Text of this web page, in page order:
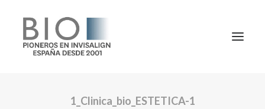
TRATAMIENTOS1_Clinica_bio_ESTETICA-1